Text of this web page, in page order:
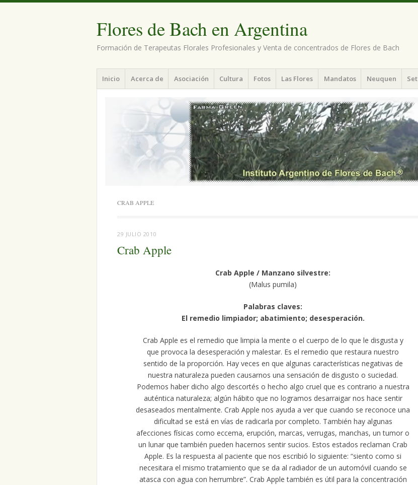
Flores de Bach en Argentina
Formación de Terapeutas Florales Profesionales y Venta de concentrados de Flores de Bach
Menú
Saltar
Inicio Acerca de Asociación Cultura Fotos Las Flores Mandatos Neuquen Set
CRAB APPLE
29 JULIO 2010
Crab Apple
Crab Apple / Manzano silvestre:
(Malus pumila)
Palabras claves:
El remedio limpiador; abatimiento; desesperación.
Crab Apple es el remedio que limpia la mente o el cuerpo de lo que le disgusta y
que provoca la desesperación y malestar. Es el remedio que restaura nuestro
sentido de la proporción. Hay veces en que algunas características negativas de
nuestra naturaleza pueden causarnos una sensación de disgusto o suciedad.
Podemos haber dicho algo descortés o hecho algo cruel que es contrario a nuestra
auténtica naturaleza; algún hábito que no logramos desarraigar nos hace sentir
desaseados mentalmente. Crab Apple nos ayuda a ver que cuando se reconoce una
dificultad se está en vías de radicarla por completo. También hay algunas
afecciones físicas como eccema, erupción, marcas, verrugas, manchas, un tumor o
un lunar que también pueden hacernos sentir sucios. Estos estados reclaman Crab
Apple. Es la respuesta al paciente que nos escribió lo siguiente: “siento como si
necesitara el mismo tratamiento que se da al radiador de un automóvil cuando se
atasca con agua con herrumbre”. Crab Apple también es útil para la concentración